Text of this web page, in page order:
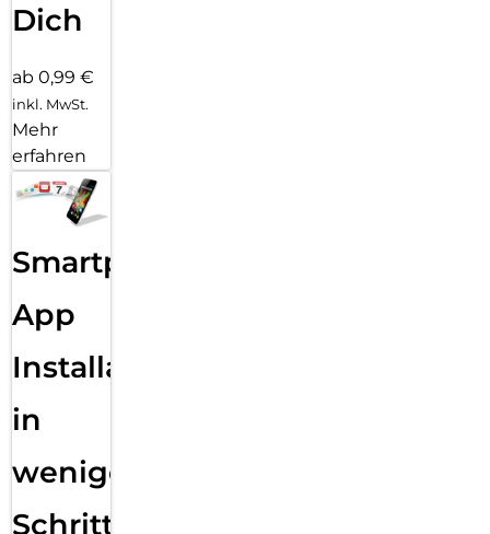
Dich
ab 0,99 €
inkl. MwSt.
Mehr
erfahren
Smartphone
App
Installation
in
wenigen
Schritten